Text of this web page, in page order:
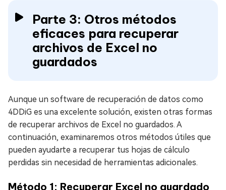
Parte 3: Otros métodos
eficaces para recuperar
archivos de Excel no
guardados
Aunque un software de recuperación de datos como
4DDiG es una excelente solución, existen otras formas
de recuperar archivos de Excel no guardados. A
continuación, examinaremos otros métodos útiles que
pueden ayudarte a recuperar tus hojas de cálculo
perdidas sin necesidad de herramientas adicionales.
Método 1: Recuperar Excel no guardado